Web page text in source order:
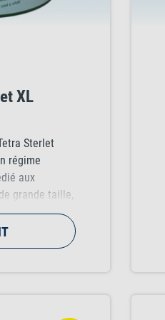
XL
Sterlet
régime
aux
grande taille,
saine et un